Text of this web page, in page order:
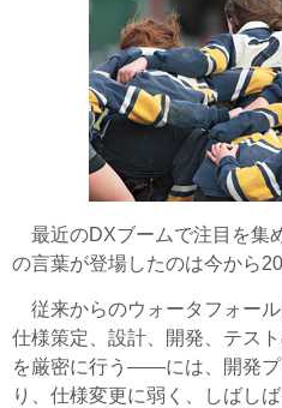
最近のDXブームで注目を集
の言葉が登場したのは今から
従来からのウォータフォー
仕様策定、設計、開発、テス
を厳密に行う――には、開発
り、仕様変更に弱く、しばし